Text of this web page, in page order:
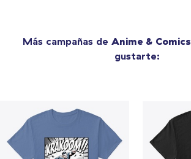
Más campañas de Anime & Comics
gustarte: